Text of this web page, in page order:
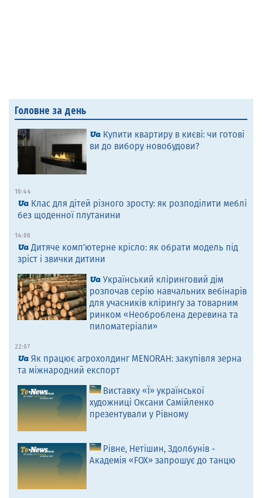
Головне за день
Купити квартиру в києві: чи готові
ви до вибору новобудови?
10:44
Клас для дітей різного зросту: як розподілити меблі
без щоденної плутанини
14:00
Дитяче комп’ютерне крісло: як обрати модель під
зріст і звички дитини
Український кліринговий дім
розпочав серію навчальних вебінарів
для учасників клірингу за товарним
ринком «Необроблена деревина та
пиломатеріали»
22:07
Як працює агрохолдинг MENORAH: закупівля зерна
та міжнародний експорт
Виставку «Ї» української
художниці Оксани Самійленко
презентували у Рівному
Рівне, Нетішин, Здолбунів -
Академія «FOX» запрошує до танцю